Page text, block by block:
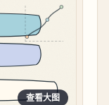
查看大图